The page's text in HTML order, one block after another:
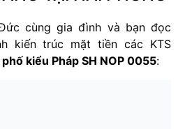
cùng gia đình và bạn đọc
kiến trúc mặt tiền các KTS
phố kiểu Pháp SH NOP 0055: